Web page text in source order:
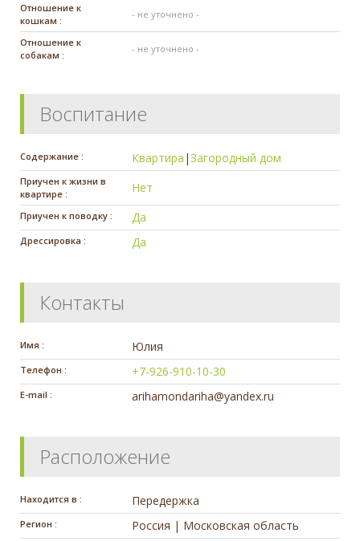
Отношение к
кошкам :
- не уточнено -
Отношение к
собакам :
- не уточнено -
Воспитание
Содержание : Квартира |Загородный дом
Приучен к жизни в
квартире :
Нет
Приучен к поводку : Да
Дрессировка : Да
Контакты
Имя : Юлия
Телефон : +7-926-910-10-30
E-mail : arihamondariha@yandex.ru
Расположение
Находится в : Передержка
Регион : Россия | Московская область